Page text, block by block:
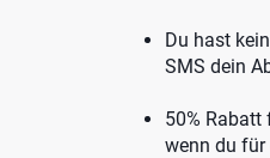
Du hast
SMS dein
50%
wenn du für